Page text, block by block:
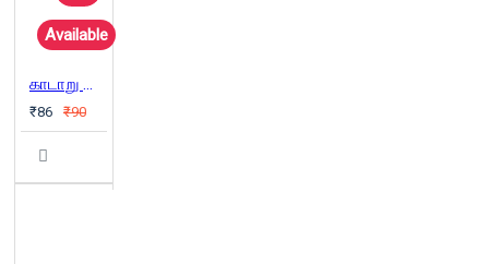
Available
காடாறு மாதம் நாடாறு மாதம்
₹86 ₹90